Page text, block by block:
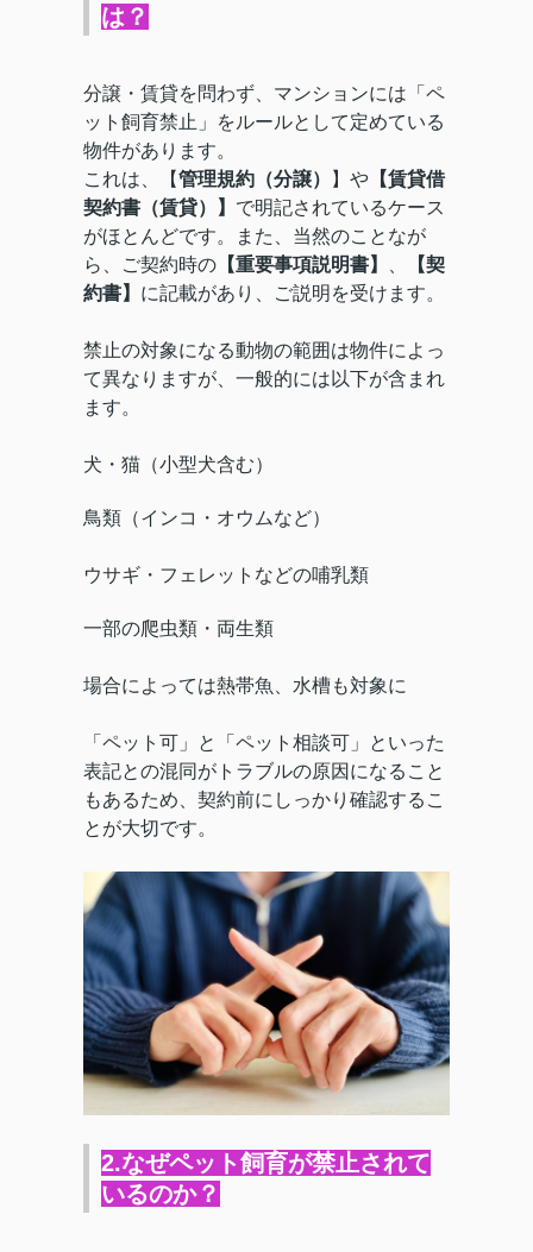
は？
分譲・賃貸を問わず、マンションには「ペ
ット飼育禁止」をルールとして定めている
物件があります。
これは、【管理規約（分譲） 】や 【賃貸借
契約書（賃貸）】 で明記されているケース
がほとんどです。また、当然のことなが
ら、ご契約時の 【重要事項説明書】
【契
約書】 に記載があり、ご説明を受けます。
禁止の対象になる動物の範囲は物件によっ
て異なりますが、一般的には以下が含まれ
ます。
犬・猫（小型犬含む）
鳥類（インコ・オウムなど）
ウサギ・フェレットなどの哺乳類
一部の爬虫類・両生類
場合によっては熱帯魚、水槽も対象に
「ペット可」と「ペット相談可」といった
表記との混同がトラブルの原因になること
もあるため、契約前にしっかり確認するこ
とが大切です。
2.なぜペット飼育が禁止されて
いるのか？